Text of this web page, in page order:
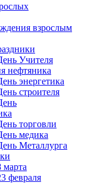
взрослым
Учителя
нефтяника
энергетика
строителя
торговли
медика
Металлурга
марта
февраля